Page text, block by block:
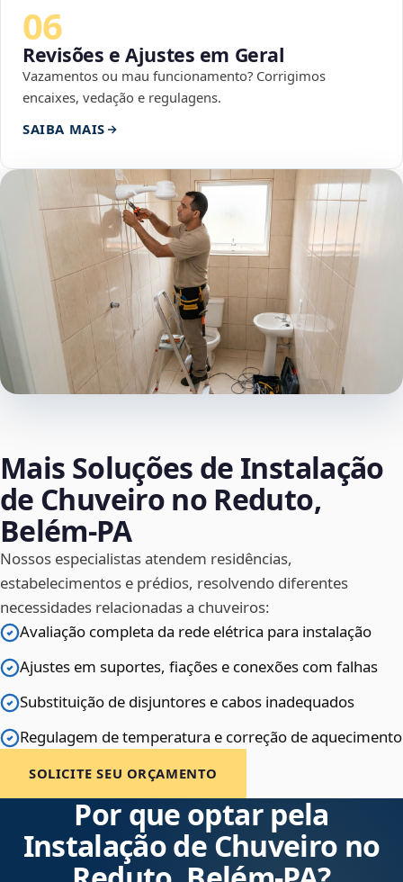
06
Revisões e Ajustes em Geral
Vazamentos ou mau funcionamento? Corrigimos
encaixes, vedação e regulagens.
SAIBA MAIS
Mais Soluções de Instalação
de Chuveiro no Reduto,
Belém‑PA
Nossos especialistas atendem residências,
estabelecimentos e prédios, resolvendo diferentes
necessidades relacionadas a chuveiros:
Avaliação completa da rede elétrica para instalação
Ajustes em suportes, fiações e conexões com falhas
Substituição de disjuntores e cabos inadequados
Regulagem de temperatura e correção de aquecimento
SOLICITE SEU ORÇAMENTO
Por que optar pela
Instalação de Chuveiro no